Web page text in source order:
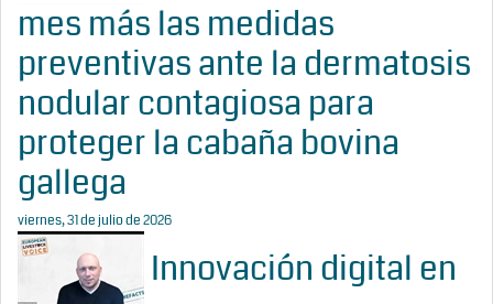
mes más las medidas
preventivas ante la dermatosis
nodular contagiosa para
proteger la cabaña bovina
gallega
viernes, 31 de julio de 2026
Innovación digital en